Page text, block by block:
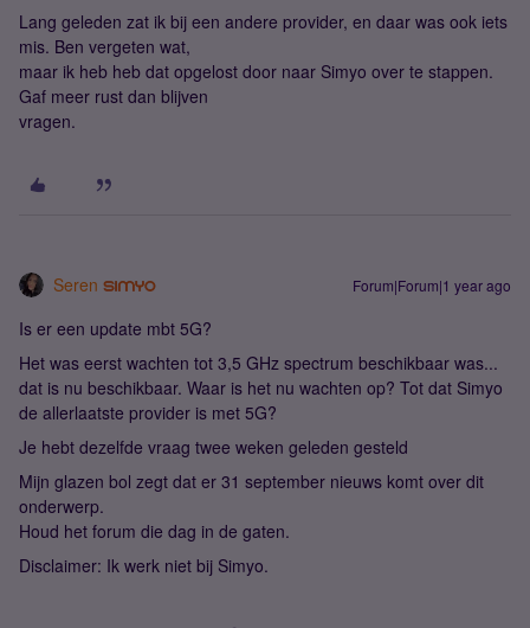
Lang geleden zat ik bij een andere provider, en daar was ook iets
mis. Ben vergeten wat,
maar ik heb heb dat opgelost door naar Simyo over te stappen.
Gaf meer rust dan blijven
vragen.
Seren Forum|Forum|1 year ago
Is er een update mbt 5G?
Het was eerst wachten tot 3,5 GHz spectrum beschikbaar was...
dat is nu beschikbaar. Waar is het nu wachten op? Tot dat Simyo
de allerlaatste provider is met 5G?
Je hebt dezelfde vraag twee weken geleden gesteld
Mijn glazen bol zegt dat er 31 september nieuws komt over dit
onderwerp.
Houd het forum die dag in de gaten.
Disclaimer: Ik werk niet bij Simyo.